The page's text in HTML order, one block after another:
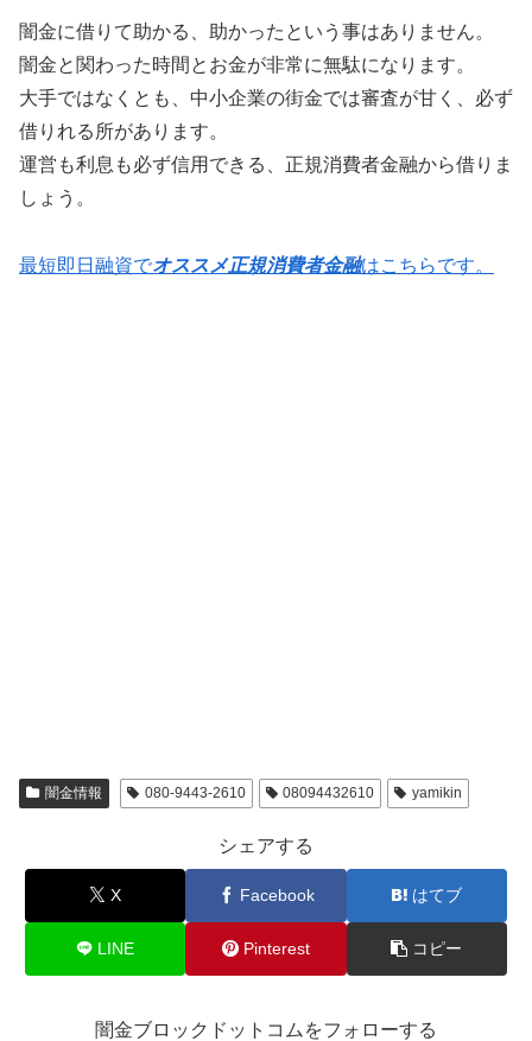
闇金に借りて助かる、助かったという事はありません。
闇金と関わった時間とお金が非常に無駄になります。
大手ではなくとも、中小企業の街金では審査が甘く、必ず
借りれる所があります。
運営も利息も必ず信用できる、正規消費者金融から借りま
しょう。
最短即日融資でオススメ正規消費者金融はこちらです。
闇金情報 080-9443-2610 08094432610 yamikin
シェアする
X Facebook はてブ
LINE Pinterest コピー
闇金ブロックドットコムをフォローする